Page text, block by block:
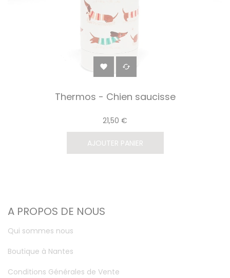
 
Thermos - Chien saucisse
21,50 €
AJOUTER PANIER
A PROPOS DE NOUS
Qui sommes nous
Boutique à Nantes
Conditions Générales de Vente